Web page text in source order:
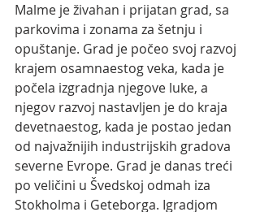
Malme je živahan i prijatan grad, sa
parkovima i zonama za šetnju i
opuštanje. Grad je počeo svoj razvoj
krajem osamnaestog veka, kada je
počela izgradnja njegove luke, a
njegov razvoj nastavljen je do kraja
devetnaestog, kada je postao jedan
od najvažnijih industrijskih gradova
severne Evrope. Grad je danas treći
po veličini u Švedskoj odmah iza
Stokholma i Geteborga. Igradjom